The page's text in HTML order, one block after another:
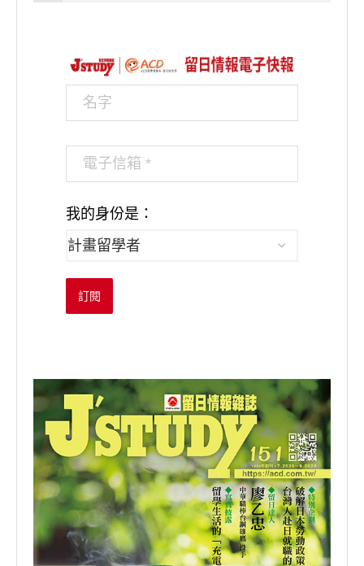
我的身份是：
訂閱